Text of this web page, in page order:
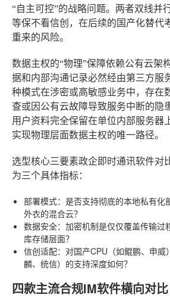
“自主可控”的战略问题。两者双线并
等保不看信创，在后续的国产化替代
重来的风险。
数据主权的“物理”保障依赖公有云架
据和内部沟通记录必然经由第三方服
种模式在涉密或高敏感业务中，存在
查或因公有云故障导致服务中断的隐
用户资料完全保留在单位内部服务器
实现物理层面数据主权的唯一路径。
选型核心三要素政企即时通讯软件对
为三个具体指标：
部署模式：是否支持彻底的本地私有化
外衣的混合云？
数据安全：加密机制是仅仅覆盖传输过
库存储层面？
信创适配：对国产CPU（如鲲鹏、申
麟、统信）的支持深度如何？
四款主流合规IM软件横向对比